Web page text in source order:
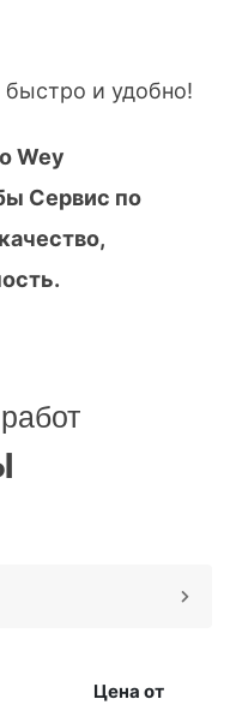
быстро и удобно!
Wey
Сервис по
Цена от